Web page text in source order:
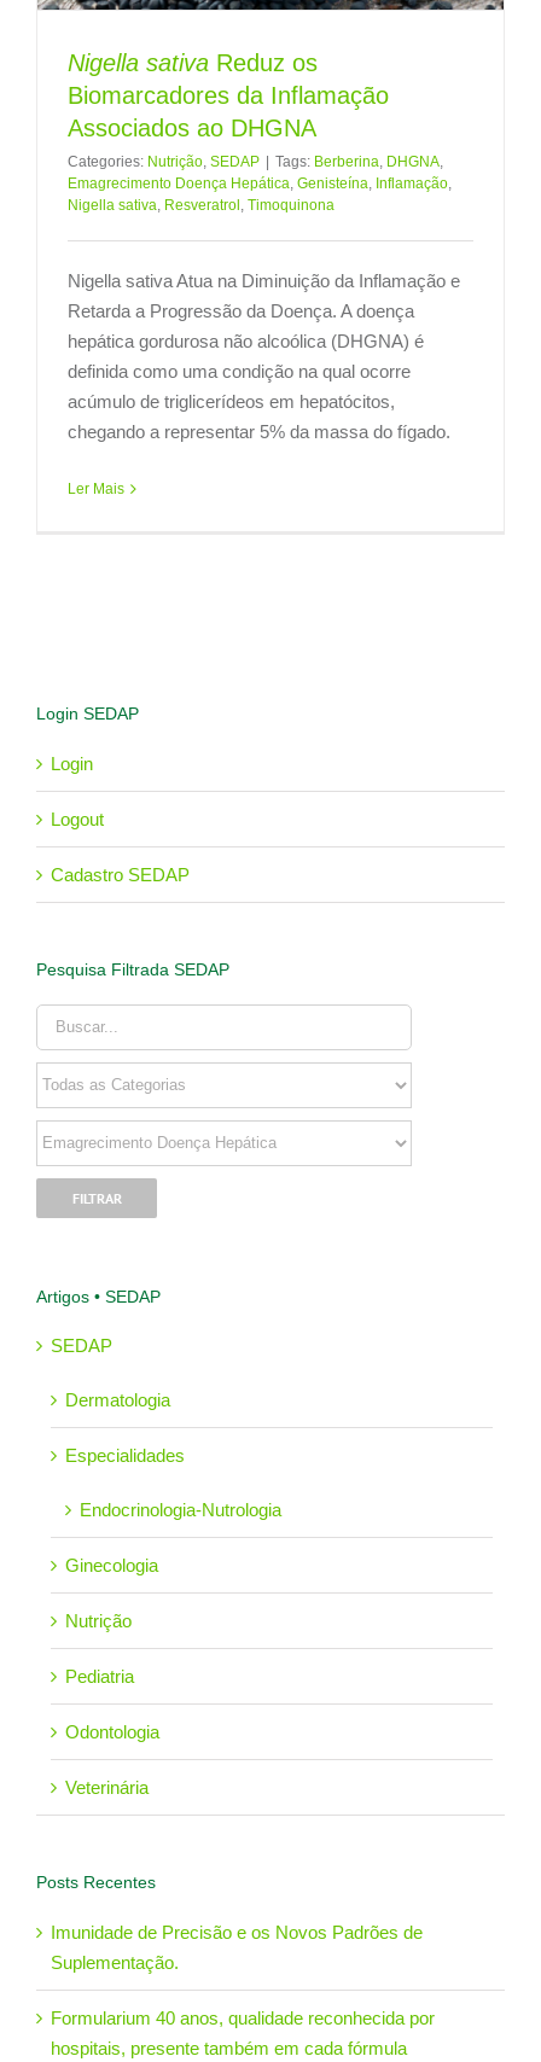
Nigella sativa Reduz os
Biomarcadores da Inflamação
Associados ao DHGNA
Categories: Nutrição SEDAP | Tags: Berberina DHGNA
Emagrecimento Doença Hepática Genisteína Inflamação
Nigella sativa Resveratrol Timoquinona
Nigella sativa Atua na Diminuição da Inflamação e
Retarda a Progressão da Doença. A doença
hepática gordurosa não alcoólica (DHGNA) é
definida como uma condição na qual ocorre
acúmulo de triglicerídeos em hepatócitos,
chegando a representar 5% da massa do fígado.
Ler Mais
Login SEDAP
Login
Logout
Cadastro SEDAP
Pesquisa Filtrada SEDAP
Artigos • SEDAP
SEDAP
Dermatologia
Especialidades
Endocrinologia-Nutrologia
Ginecologia
Nutrição
Pediatria
Odontologia
Veterinária
Posts Recentes
Imunidade de Precisão e os Novos Padrões de
Suplementação.
Formularium 40 anos, qualidade reconhecida por
hospitais, presente também em cada fórmula